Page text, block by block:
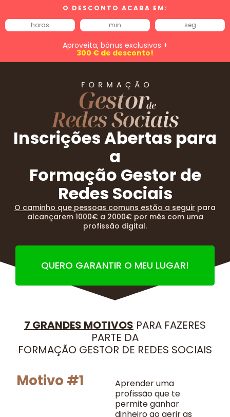
O DESCONTO ACABA EM:
horas
min seg
Aproveita, bónus exclusivos +
300 € de desconto!
Inscrições Abertas para
a
Formação Gestor de
Redes Sociais
O caminho que pessoas comuns estão a seguir para
alcançarem 1000€ a 2000€ por mês com uma
profissão digital.
QUERO GARANTIR O MEU LUGAR!
7 GRANDES MOTIVOS PARA FAZERES
PARTE DA
FORMAÇÃO GESTOR DE REDES SOCIAIS
Motivo #1
Aprender uma
profissão que te
permite ganhar
dinheiro ao gerir as